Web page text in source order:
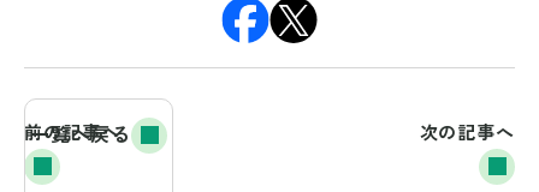
前の記事へ
一覧へ戻る 次の記事へ